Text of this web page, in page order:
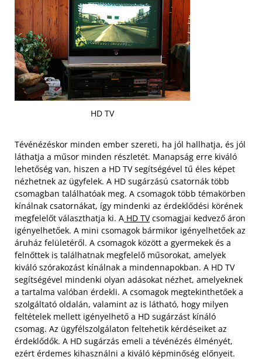
HD TV
Tévénézéskor minden ember szereti, ha jól hallhatja, és jól
láthatja a műsor minden részletét. Manapság erre kiváló
lehetőség van, hiszen a HD TV segítségével tű éles képet
nézhetnek az ügyfelek. A HD sugárzású csatornák több
csomagban találhatóak meg. A csomagok több témakörben
kínálnak csatornákat, így mindenki az érdeklődési körének
megfelelőt választhatja ki. A HD TVcsomagjai kedvező áron
igényelhetőek. A mini csomagok bármikor igényelhetőek az
áruház felületéről. A csomagok között a gyermekek és a
felnőttek is találhatnak megfelelő műsorokat, amelyek
kiváló szórakozást kínálnak a mindennapokban. A HD TV
segítségével mindenki olyan adásokat nézhet, amelyeknek
a tartalma valóban érdekli. A csomagok megtekinthetőek a
szolgáltató oldalán, valamint az is látható, hogy milyen
feltételek mellett igényelhető a HD sugárzást kínáló
csomag. Az ügyfélszolgálaton feltehetik kérdéseiket az
érdeklődők. A HD sugárzás emeli a tévénézés élményét,
ezért érdemes kihasználni a kiváló képminőség előnyeit.